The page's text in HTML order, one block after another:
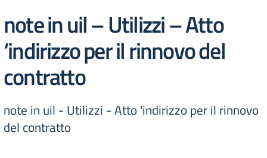
note in uil – Utilizzi – Atto
‘indirizzo per il rinnovo del
contratto
note in uil - Utilizzi - Atto 'indirizzo per il rinnovo
del contratto